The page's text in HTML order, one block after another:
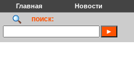
Главная Новости
поиск: